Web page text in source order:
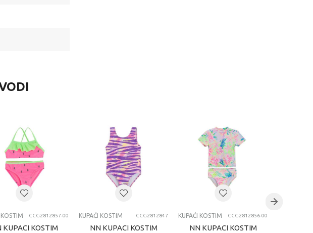
KOSTIM CCG2812857-00
KUPACI KOSTIM
KUPAĆI KOSTIM CCG2812847
NN KUPACI KOSTIM
KUPAĆI KOSTIM CCG2812856-00
NN KUPACI KOSTIM